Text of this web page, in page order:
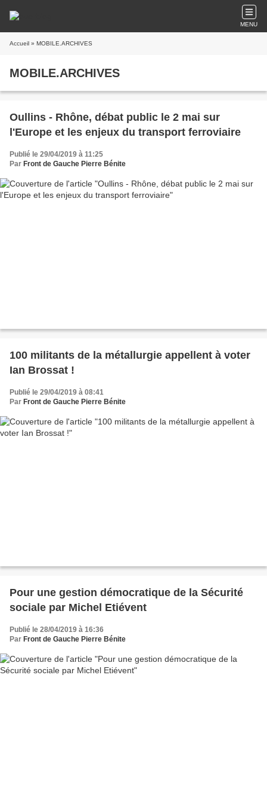
MENU
Accueil » MOBILE.ARCHIVES
MOBILE.ARCHIVES
Oullins - Rhône, débat public le 2 mai sur
l'Europe et les enjeux du transport ferroviaire
Publié le 29/04/2019 à 11:25
Par Front de Gauche Pierre Bénite
100 militants de la métallurgie appellent à voter
Ian Brossat !
Publié le 29/04/2019 à 08:41
Par Front de Gauche Pierre Bénite
Pour une gestion démocratique de la Sécurité
sociale par Michel Etiévent
Publié le 28/04/2019 à 16:36
Par Front de Gauche Pierre Bénite